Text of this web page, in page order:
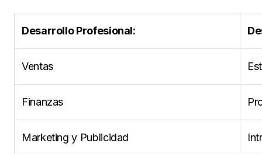
Desarrollo Profesional:
Ventas
Finanzas
Marketing y Publicidad